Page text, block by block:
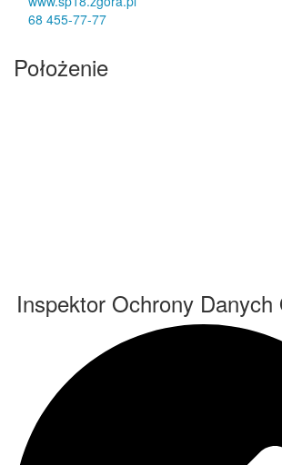
68 455-77-77
Położenie
Inspektor Ochrony Danych